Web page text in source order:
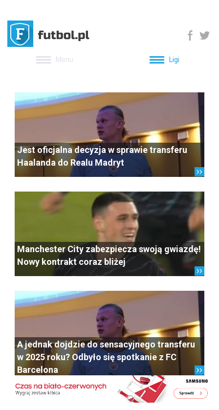
Menu Ligi
Jest oficjalna decyzja w sprawie transferu
Haalanda do Realu Madryt
Manchester City zabezpiecza swoją gwiazdę!
Nowy kontrakt coraz bliżej
A jednak dojdzie do sensacyjnego transferu
w 2025 roku? Odbyło się spotkanie z FC
Barcelona